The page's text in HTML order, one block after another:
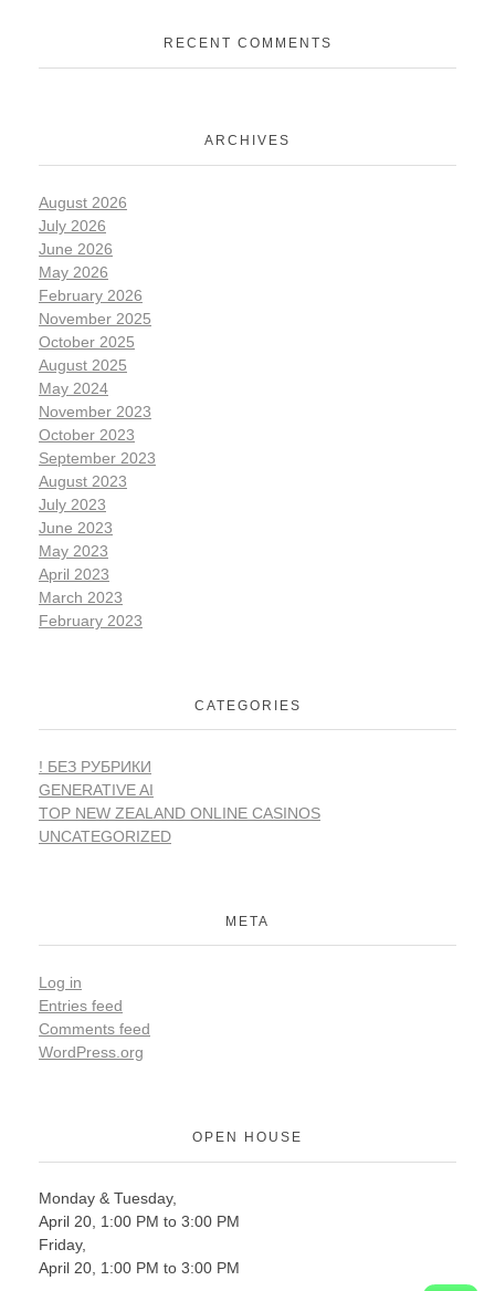
RECENT COMMENTS
ARCHIVES
August 2026
July 2026
June 2026
May 2026
February 2026
November 2025
October 2025
August 2025
May 2024
November 2023
October 2023
September 2023
August 2023
July 2023
June 2023
May 2023
April 2023
March 2023
February 2023
CATEGORIES
! БЕЗ РУБРИКИ
GENERATIVE AI
TOP NEW ZEALAND ONLINE CASINOS
UNCATEGORIZED
META
Log in
Entries feed
Comments feed
WordPress.org
OPEN HOUSE
Monday & Tuesday,
April 20, 1:00 PM to 3:00 PM
Friday,
April 20, 1:00 PM to 3:00 PM